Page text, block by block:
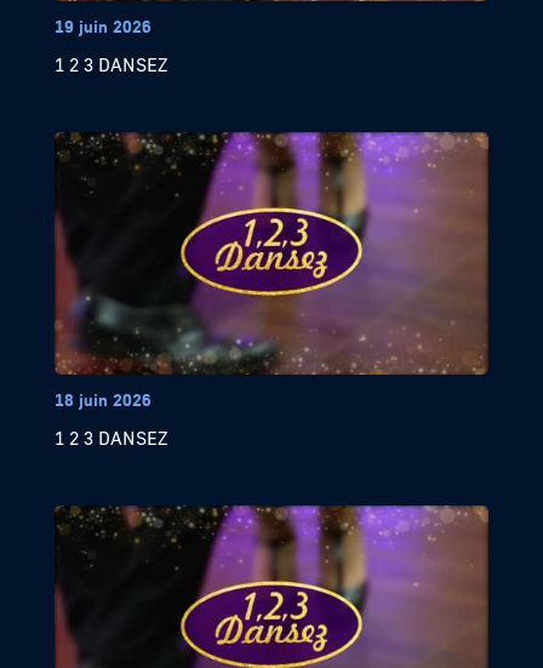
19 juin 2026
1 2 3 DANSEZ
18 juin 2026
1 2 3 DANSEZ